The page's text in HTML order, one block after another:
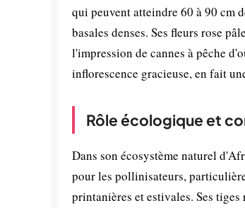
qui peuvent atteindre 60 à 90 cm
basales denses. Ses fleurs rose
l'impression de cannes à pêche
inflorescence gracieuse, en fait
Rôle écologique et
Dans son écosystème naturel
pour les pollinisateurs,
printanières et estivales. Ses